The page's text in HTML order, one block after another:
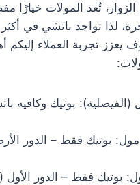
الزوار، تُعد المولات خيارًا
لذا تواجد باتشي في
يعزز تجربة العملاء إليكم
بوتيك وكافيه
بوتيك فقط – الدور
بوتيك فقط – الدور الأول